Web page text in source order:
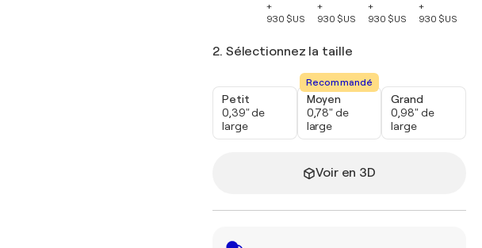
+
930 $US
+
930 $US
+
930 $US
+
930 $US
2. Sélectionnez la taille
Petit
0,39" de
large
Recommandé
Moyen
0,78" de
large
Grand
0,98" de
large
Voir en 3D